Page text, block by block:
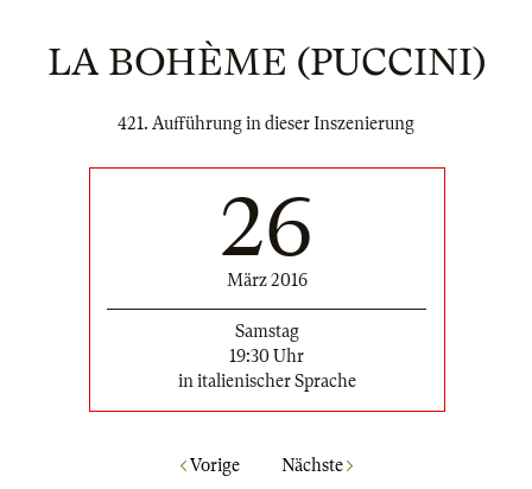
LA BOHÈME (PUCCINI)
421. Aufführung in dieser Inszenierung
26
März 2016
Samstag
19:30 Uhr
in italienischer Sprache
Vorige Nächste